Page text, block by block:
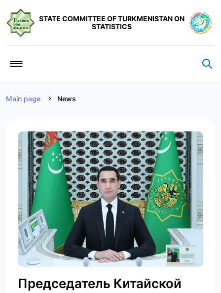
STATE COMMITTEE OF TURKMENISTAN ON
STATISTICS
Main page News
Председатель Китайской